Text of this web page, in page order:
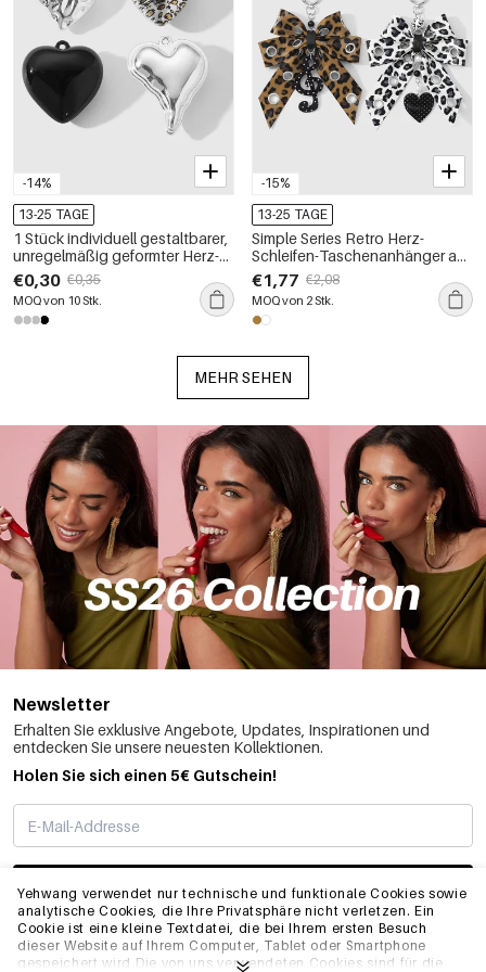
Yehwang verwendet nur technische und funktionale Cookies sowie
analytische Cookies, die Ihre Privatsphäre nicht verletzen. Ein
Cookie ist eine kleine Textdatei, die bei Ihrem ersten Besuch
dieser Website auf Ihrem Computer, Tablet oder Smartphone
gespeichert wird.Die von uns verwendeten Cookies sind für die
-14%
13-25 TAGE
1 Stück individuell gestaltbarer,
unregelmäßig geformter Herz-
Taschenanhänger mit
Leopardenmuster von CCB für
Damen
€0,30 €0,35
MOQ von 10 Stk.
-15%
13-25 TAGE
Simple Series Retro Herz-
Schleifen-Taschenanhänger aus
PU mit Leopardenmuster aus
Kunststoff
€1,77 €2,08
MOQ von 2 Stk.
MEHR SEHEN
Newsletter
Erhalten Sie exklusive Angebote, Updates, Inspirationen und
entdecken Sie unsere neuesten Kollektionen.
Holen Sie sich einen 5€ Gutschein!
ABONNIEREN
INFO